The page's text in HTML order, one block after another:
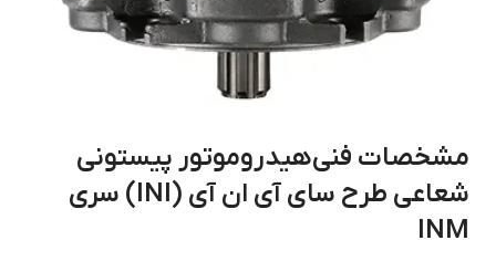
مشخصات فنیهیدروموتور پیستونی
شعاعی طرح سای آی ان آی (INI) سری
INM